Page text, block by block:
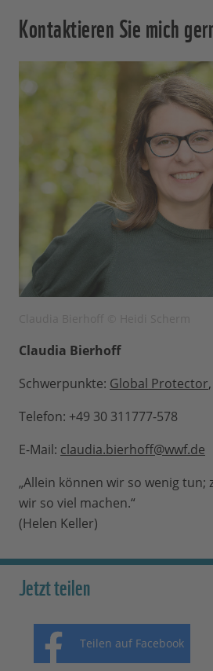
Kontaktieren Sie mich
Claudia Bierhoff
Schwerpunkte: Global Protector,
Telefon: +49 30 311777-578
E-Mail: claudia.bierhoff@wwf.de
„Allein können wir so wenig tun;
wir so viel machen.“
(Helen Keller)
Jetzt teilen
Teilen auf Facebook